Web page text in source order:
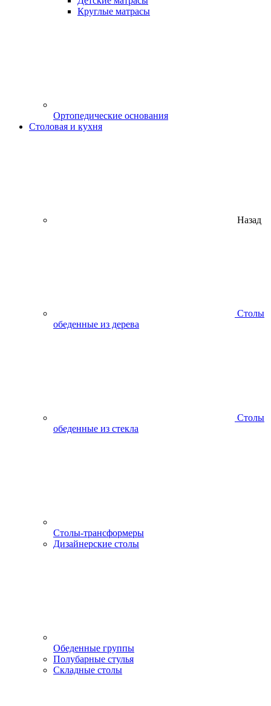
Круглые матрасы
Ортопедические основания
Столовая и кухня
Назад
Столы
обеденные из дерева
Столы
обеденные из стекла
Столы-трансформеры
Дизайнерские столы
Обеденные группы
Полубарные стулья
Складные столы